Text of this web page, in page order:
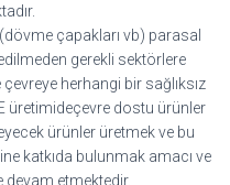
çapakları vb) parasal
gerekli sektörlere
herhangi bir sağlıksız
üretimideçevre dostu ürünler
ürünler üretmek ve bu
katkıda bulunmak amacı ve
devam etmektedir.